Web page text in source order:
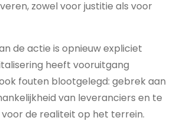
zowel voor justitie als voor
de actie is opnieuw expliciet
heeft vooruitgang
fouten blootgelegd: gebrek aan
van leveranciers en te
de realiteit op het terrein.